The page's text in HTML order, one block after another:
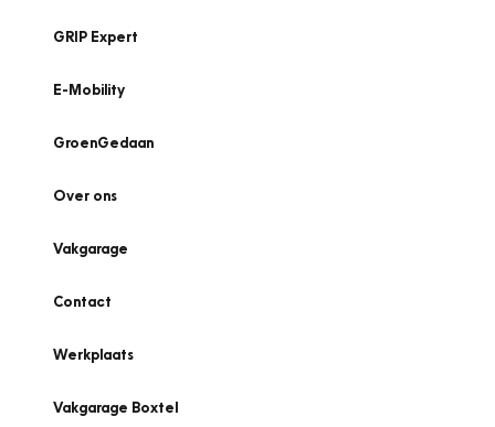
GRIP Expert
E-Mobility
GroenGedaan
Over ons
Vakgarage
Contact
Werkplaats
Vakgarage Boxtel